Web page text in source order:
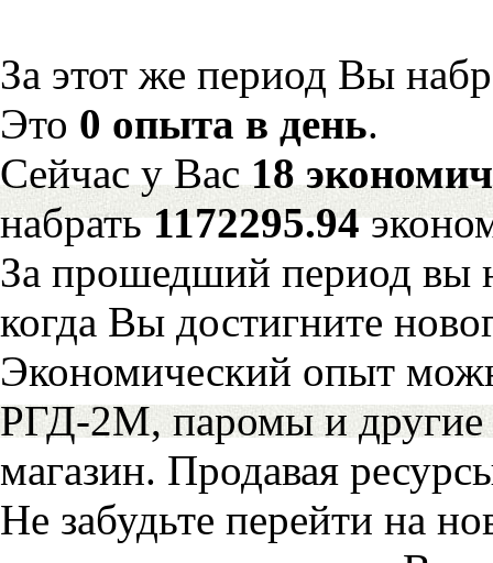
За этот же период Вы
Это 0 опыта в день.
Сейчас у Вас18
набрать1172295.94
За прошедший период вы
когда Вы достигните
Экономический опыт
РГД-2М, паромы и другие
магазин. Продавая
Не забудьте перейти на